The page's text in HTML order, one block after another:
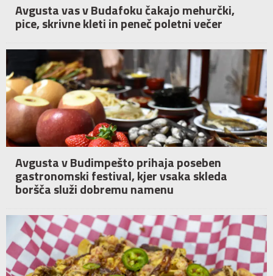
Avgusta vas v Budafoku čakajo mehurčki,
pice, skrivne kleti in peneč poletni večer
Avgusta v Budimpešto prihaja poseben
gastronomski festival, kjer vsaka skleda
boršča služi dobremu namenu